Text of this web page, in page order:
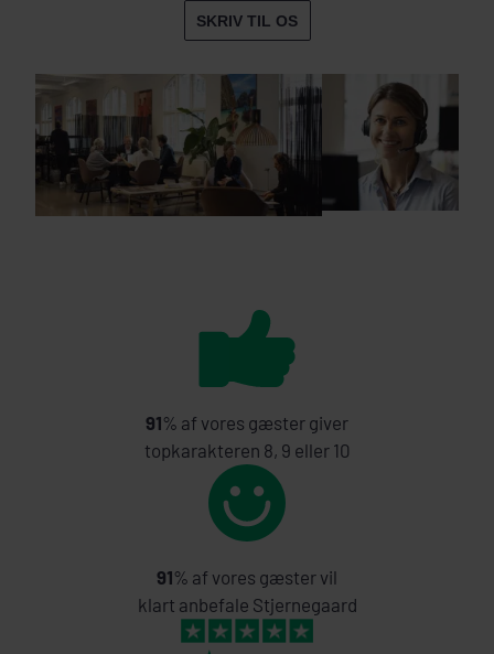
SKRIV TIL OS
91% af vores gæster giver
topkarakteren 8, 9 eller 10
91% af vores gæster vil
klart anbefale Stjernegaard